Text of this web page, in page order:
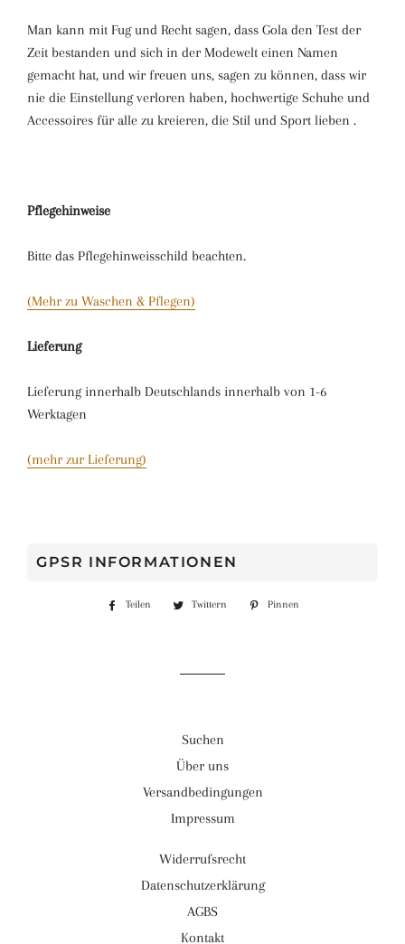
Man kann mit Fug und Recht sagen, dass Gola den Test der
Zeit bestanden und sich in der Modewelt einen Namen
gemacht hat, und wir freuen uns, sagen zu können, dass wir
nie die Einstellung verloren haben, hochwertige Schuhe und
Accessoires für alle zu kreieren, die Stil und Sport lieben .
Pflegehinweise
Bitte das Pflegehinweisschild beachten.
(Mehr zu Waschen & Pflegen)
Lieferung
Lieferung innerhalb Deutschlands innerhalb von 1-6
Werktagen
(mehr zur Lieferung)
GPSR INFORMATIONEN
Teilen
Auf
Twittern
Auf
Pinnen
Suchen
Über uns
Versandbedingungen
Impressum
Widerrufsrecht
Datenschutzerklärung
AGBS
Kontakt